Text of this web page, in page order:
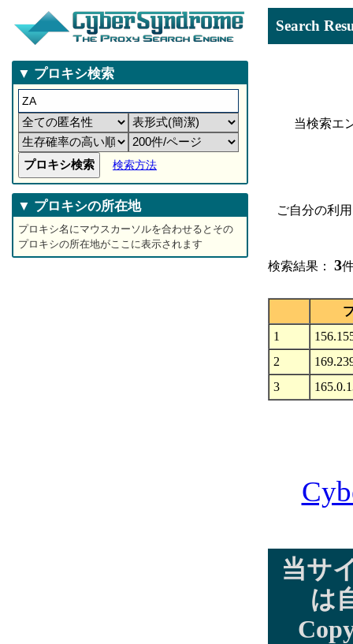
▼ プロキシ検索
検索方法
▼ プロキシの所在地
プロキシ名にマウスカーソルを合わせるとその
プロキシの所在地がここに表示されます
Search
当検索エ
ご自分の利
検索結果： 3
1
2
3
当サ
は